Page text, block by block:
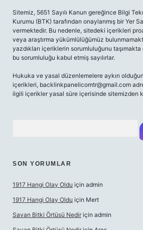
Sitemiz, 5651 Sayılı Kanun gereğince Bilgi
Kurumu (BTK) tarafından onaylanmış bir Yer
vermektedir. Bu nedenle, sitedeki içerikleri
veya araştırma yükümlülüğümüz
yazdıkları içeriklerin sorumluluğunu
bu sorumluluğu kabul etmiş sayılırlar.
Hukuka ve yasal düzenlemelere aykırı
içerikleri, backlinkpanelicomtr@gmail.com
ilgili içerikler yasal süre içerisinde sitemizden
SON YORUMLAR
1917 Hangi Olay Oldu için admin
1917 Hangi Olay Oldu için Mert
Savan Bitki Örtüsü Nedir için admin